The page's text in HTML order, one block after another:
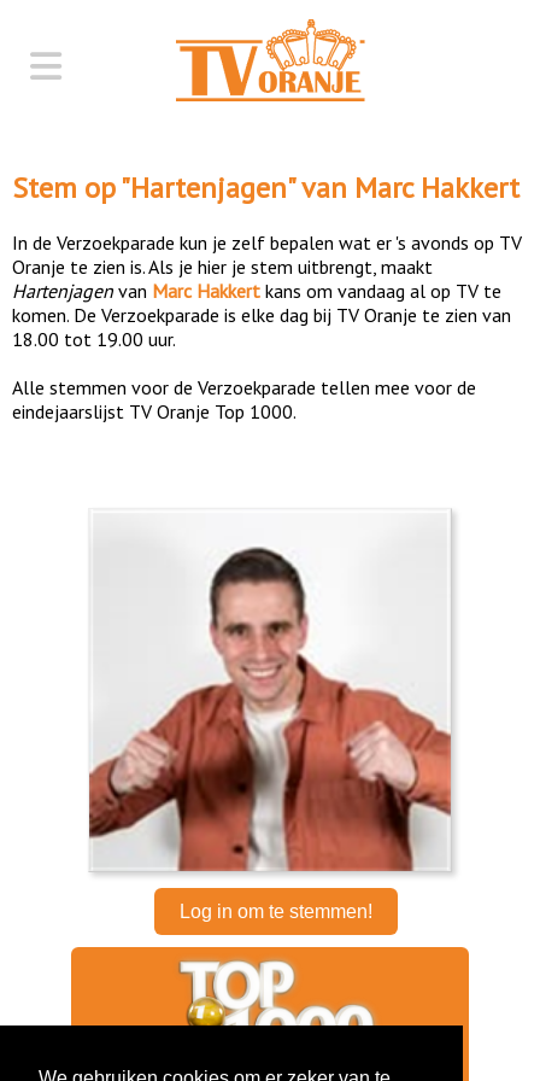
Stem op "Hartenjagen" van Marc Hakkert
In de Verzoekparade kun je zelf bepalen wat er 's avonds op TV
Oranje te zien is. Als je hier je stem uitbrengt, maakt
Hartenjagen van Marc Hakkert kans om vandaag al op TV te
komen. De Verzoekparade is elke dag bij TV Oranje te zien van
18.00 tot 19.00 uur.
Alle stemmen voor de Verzoekparade tellen mee voor de
eindejaarslijst TV Oranje Top 1000.
Log in om te stemmen!